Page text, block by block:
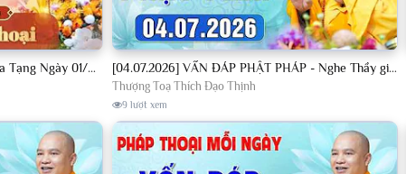
Vấn Đáp Phật Pháp - Pháp Hội Địa Tạng Ngày 01/08/2026│TT. Thích Đạo Thịnh [04.07.2026] VẤN ĐÁP PHẬT PHÁP - Nghe Thầy giảng Pháp mỗi ngày CÔNG ĐỨC VÔ LƯỢNG│TT. Thích Đạo Thịnh
Thượng Toạ Thích Đạo Thịnh
9 lượt xem